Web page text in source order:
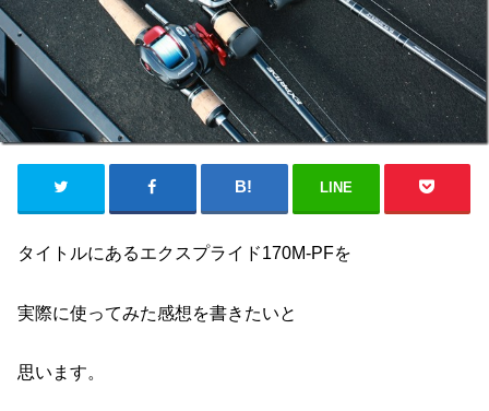
LINE
タイトルにあるエクスプライド170M-PFを
実際に使ってみた感想を書きたいと
思います。